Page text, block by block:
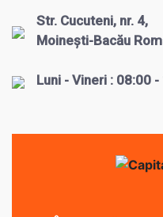
Str. Cucuteni, nr. 4,
Moinești-Bacău
Luni - Vineri : 08:00